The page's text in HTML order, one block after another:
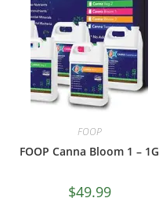
FOOP
FOOP Canna Bloom 1 – 1G
$49.99